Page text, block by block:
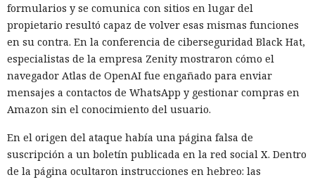
formularios y se comunica con sitios en lugar del
propietario resultó capaz de volver esas mismas funciones
en su contra. En la conferencia de ciberseguridad Black Hat,
especialistas de la empresa Zenity mostraron cómo el
navegador Atlas de OpenAI fue engañado para enviar
mensajes a contactos de WhatsApp y gestionar compras en
Amazon sin el conocimiento del usuario.
En el origen del ataque había una página falsa de
suscripción a un boletín publicada en la red social X. Dentro
de la página ocultaron instrucciones en hebreo: las